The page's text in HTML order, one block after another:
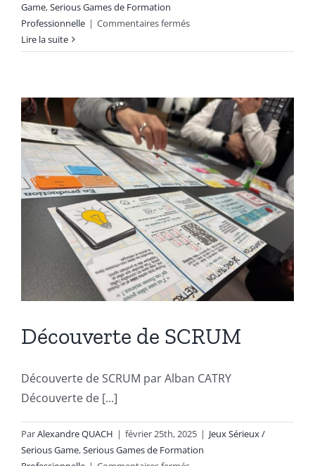
Game,Serious Games de Formation
Professionnelle | Commentaires ferméssur
Team-
Lire la suite
Découverte de SCRUM
Découverte de SCRUM par Alban CATRY
Découverte de [...]
ParAlexandre QUACH | février 25th, 2025 | Jeux Sérieux /
Serious Game,Serious Games de Formation